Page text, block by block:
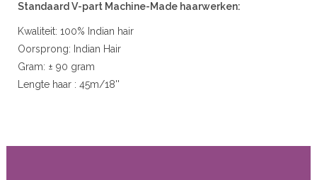
Standaard V-part Machine-Made haarwerken:
Kwaliteit: 100% Indian hair
Oorsprong: Indian Hair
Gram: ± 90 gram
Lengte haar : 45m/18''